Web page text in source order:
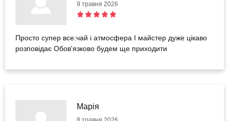
9 травня 2026
Просто супер все:чай і атмосфера І майстер дуже цікаво
розповідає Обов'язково будем ще приходити
Марія